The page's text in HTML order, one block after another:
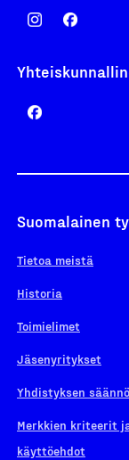
Suomalainen
Tietoa meistä
Historia
Toimielimet
Jäsenyritykset
Yhdistyksen
Merkkien kriteerit
käyttöehdot